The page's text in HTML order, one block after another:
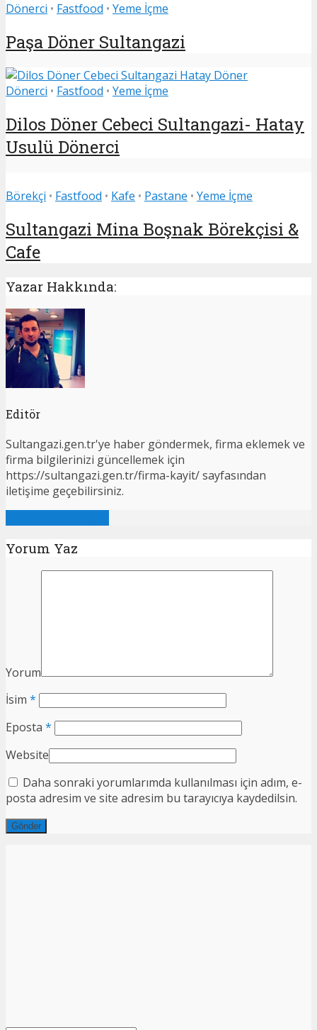
Dönerci • Fastfood • Yeme İçme
Paşa Döner Sultangazi
Dönerci • Fastfood • Yeme İçme
Dilos Döner Cebeci Sultangazi- Hatay
Usulü Dönerci
Börekçi • Fastfood • Kafe • Pastane • Yeme İçme
Sultangazi Mina Boşnak Börekçisi &
Cafe
Yazar Hakkında:
Editör
Sultangazi.gen.tr'ye haber göndermek, firma eklemek ve
firma bilgilerinizi güncellemek için
https://sultangazi.gen.tr/firma-kayit/ sayfasından
iletişime geçebilirsiniz.
Yorum Yaz
Yorum
İsim *
Eposta *
Website
Daha sonraki yorumlarımda kullanılması için adım, e-
posta adresim ve site adresim bu tarayıcıya kaydedilsin.